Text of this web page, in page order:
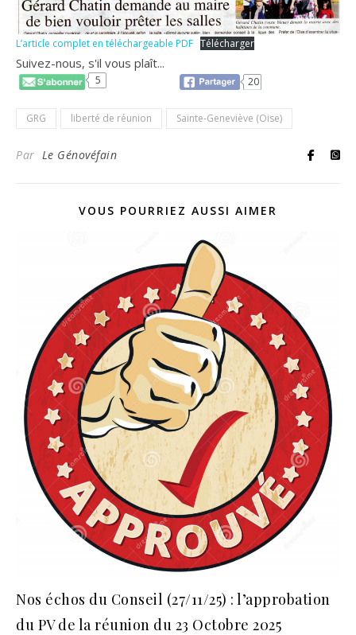
L’article complet en téléchargeable PDF Télécharger
Suivez-nous, s'il vous plaît...
5 20
GRG liberté de réunion Sainte-Geneviève (Oise)
Par Le Génovéfain
VOUS POURRIEZ AUSSI AIMER
Nos échos du Conseil (27/11/25) : l’approbation
du PV de la réunion du 23 Octobre 2025